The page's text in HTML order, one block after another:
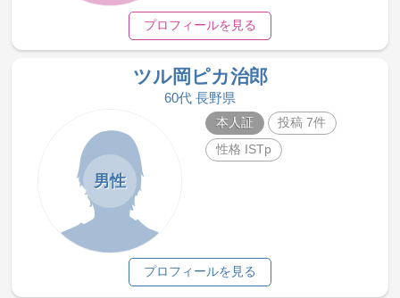
プロフィールを見る
ツル岡ピカ治郎
60代 長野県
男性
本人証
投稿 7件
性格 ISTp
プロフィールを見る